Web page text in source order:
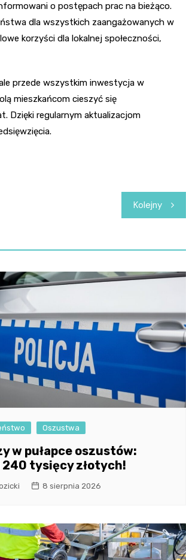
o postępach prac na bieżąco.
dla wszystkich zaangażowanych w
korzyści dla lokalnej społeczności,
przede wszystkim inwestycja w
mieszkańcom cieszyć się
Dzięki regularnym aktualizacjom
Kolejny
Oszustwa
w pułapce oszustów:
tysięcy złotych!
8 sierpnia 2026